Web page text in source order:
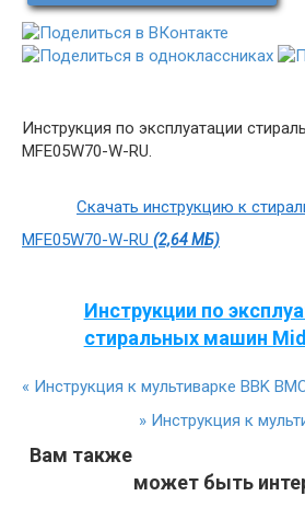
Инструкция по эксплуатации
MFE05W70-W-RU.
Скачать инструкцию к
MFE05W70-W-RU (2,64 МБ)
Инструкции по
стиральных машин
« Инструкция к мультиварке BBK
» Инструкция к
Вам также
может быть